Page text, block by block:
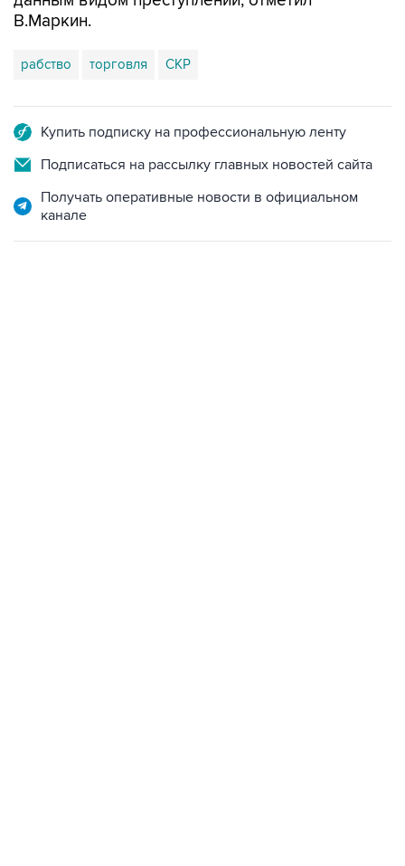
В.Маркин.
рабство торговля СКР
Купить подписку на профессиональную ленту
Подписаться на рассылку главных новостей сайта
Получать оперативные новости в официальном
канале